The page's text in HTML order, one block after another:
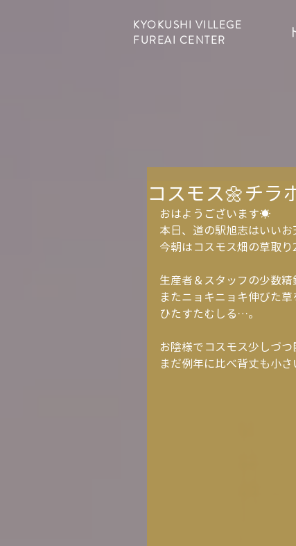
KYOKUSHI VILLEGE
FUREAI CENTER
コスモス🌼チラ
おはようございます☀
本日、道の駅旭志はいいお
今朝はコスモス畑の草取
生産者＆スタッフの少数精
またニョキニョキ伸びた草
ひたすたむしる…。
お陰様でコスモス少しづ
まだ例年に比べ背丈も小